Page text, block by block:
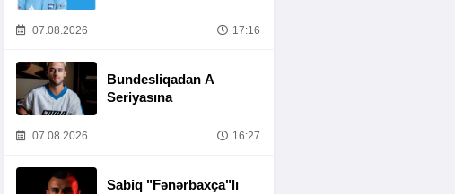
07.08.2026 17:16
Bundesliqadan A
Seriyasına
07.08.2026 16:27
Sabiq "Fənərbaxça"lı